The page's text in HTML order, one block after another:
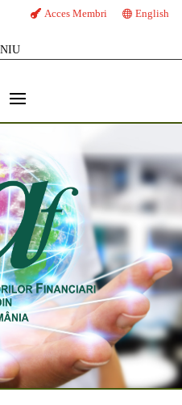
Acces Membri English